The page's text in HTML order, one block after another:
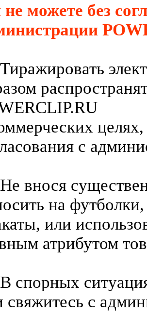
можете без
с
внося
на
или
атрибутом
спорных
свяжитесь с